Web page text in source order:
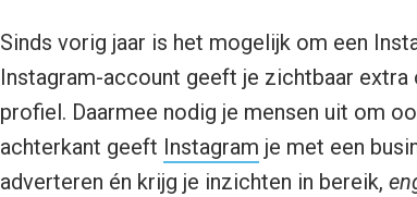
Sinds vorig jaar is het mogelijk om een
Instagram-account geeft je zichtbaar
profiel. Daarmee nodig je mensen uit om
achterkant geeft Instagram je met een
adverteren én krijg je inzichten in bereik,